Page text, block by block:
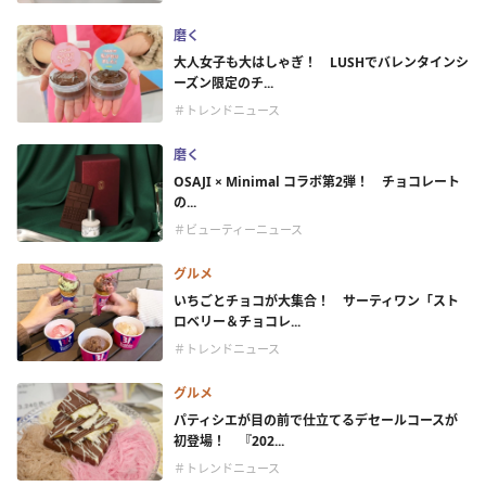
磨く
大人女子も大はしゃぎ！ LUSHでバレンタインシ
ーズン限定のチ...
＃トレンドニュース
磨く
OSAJI × Minimal コラボ第2弾！ チョコレート
の...
＃ビューティーニュース
グルメ
いちごとチョコが大集合！ サーティワン「スト
ロベリー＆チョコレ...
＃トレンドニュース
グルメ
パティシエが目の前で仕立てるデセールコースが
初登場！ 『202...
＃トレンドニュース